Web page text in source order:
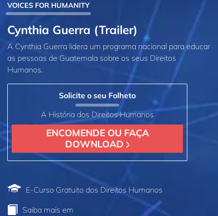
VOICES FOR HUMANITY
Cynthia Guerra (Trailer)
A Cynthia Guerra lidera um programa nacional para educar
as pessoas de Guatemala sobre os seus Direitos
Humanos.
Solicite o seu Folheto
A História dos Direitos Humanos
ENCOMENDE OU FAÇA
DOWNLOAD
E‑Curso Gratuito dos Direitos Humanos
Saiba mais em